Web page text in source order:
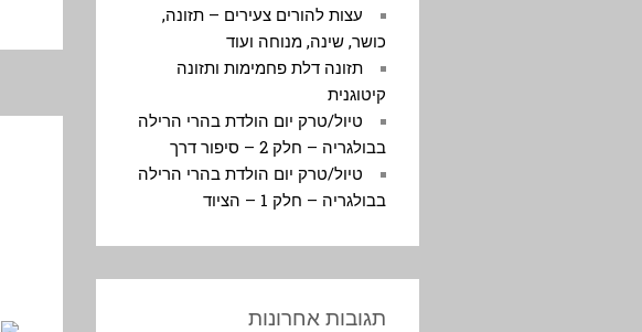
עצות להורים צעירים – תזונה,
כושר, שינה, מנוחה ועוד
תזונה דלת פחמימות ותזונה
קיטוגנית
טיול/טרק יום הולדת בהרי הרילה
בבולגריה – חלק 2 – סיפור דרך
טיול/טרק יום הולדת בהרי הרילה
בבולגריה – חלק 1 – הציוד
תגובות אחרונות